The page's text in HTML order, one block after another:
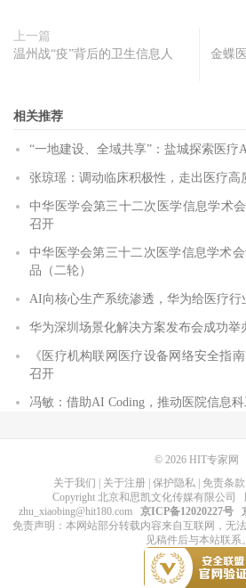
上一篇
温州战“疫”背后的卫生信息人
金蝶
相关推荐
“一地建设、全域共享”：盐城探索医疗
张琼瑶：调动临床积极性，走出医疗高
中华医学会第三十二次医学信息学术
召开
中华医学会第三十二次医学信息学术
品（二轮）
AI向核心生产系统渗透，华为给医疗行
华为深圳场景化解决方案发布会成功举
《医疗机构联网医疗设备网络安全指
召开
冯敏：借助AI Coding，推动医院信息
© 2026 HIT专家网
关于我们
关于注册 保护隐私 免责条款
Copyright 北京和思凯文化传媒有限公司
zhu_xiaobing@hit180.com
京ICP备12020227号
免责声明：本网站部分转载内容来自互联网，无
见稿件后与本站联系。